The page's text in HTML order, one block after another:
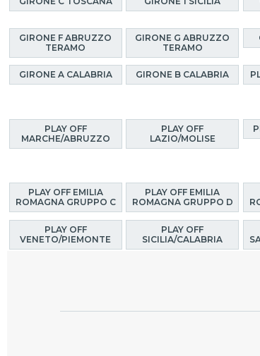
GIRONE F ABRUZZO
TERAMO
GIRONE G ABRUZZO
TERAMO
GIRONE A CALABRIA GIRONE B CALABRIA
PLAY OFF
MARCHE/ABRUZZO
PLAY OFF
LAZIO/MOLISE
PLAY OFF EMILIA
ROMAGNA GRUPPO C
PLAY OFF EMILIA
ROMAGNA GRUPPO D
PLAY OFF
VENETO/PIEMONTE
PLAY OFF
SICILIA/CALABRIA